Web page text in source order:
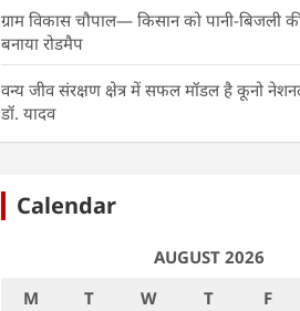
ग्राम विकास चौपाल— किसान को पानी-बिजली
बनाया रोडमैप
वन्य जीव संरक्षण क्षेत्र में सफल मॉडल है कूनो
डॉ. यादव
Calendar
AUGUST 2026
M
T W T F